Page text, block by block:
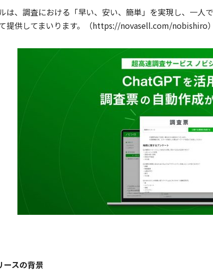
は、調査における「早い、安い、簡単」を実現し、一人
提供してまいります。
（https://novasell.com/nobishiro）
ースの背景